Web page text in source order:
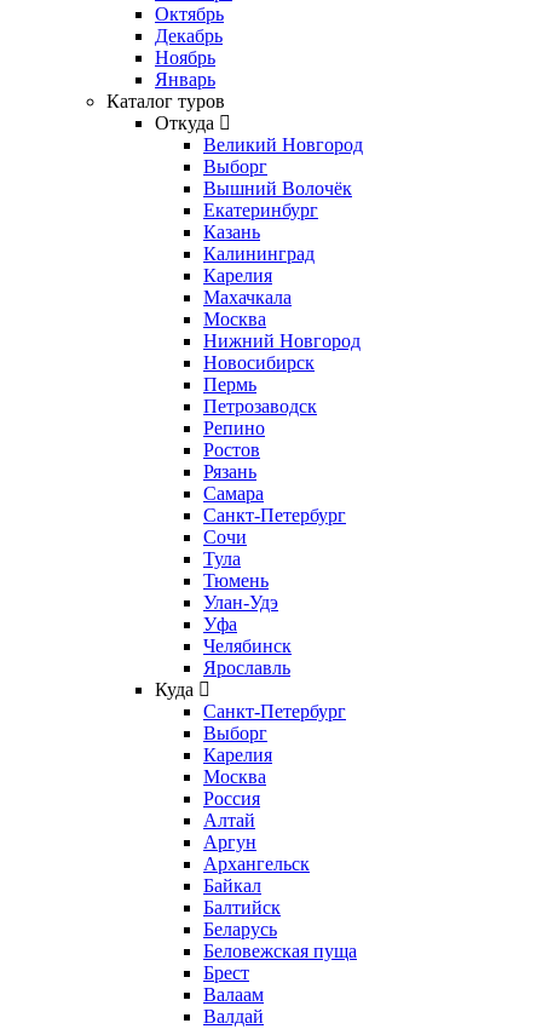
Октябрь
Декабрь
Ноябрь
Январь
Каталог туров
Откуда
Великий Новгород
Выборг
Вышний Волочёк
Екатеринбург
Казань
Калининград
Карелия
Махачкала
Москва
Нижний Новгород
Новосибирск
Пермь
Петрозаводск
Репино
Ростов
Рязань
Самара
Санкт-Петербург
Сочи
Тула
Тюмень
Улан-Удэ
Уфа
Челябинск
Ярославль
Куда
Санкт-Петербург
Выборг
Карелия
Москва
Россия
Алтай
Аргун
Архангельск
Байкал
Балтийск
Беларусь
Беловежская пуща
Брест
Валаам
Валдай